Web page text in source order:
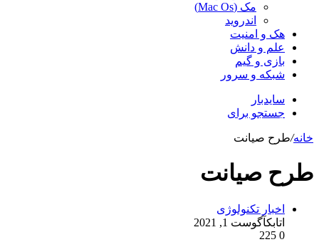
مک (Mac Os)
اندروید
هک و امنیت
علم و دانش
بازی و گیم
شبکه و سرور
سایدبار
جستجو برای
خانه/طرح صیانت
طرح صیانت
اخبار تکنولوژی
اتابکآگوست 1, 2021
0